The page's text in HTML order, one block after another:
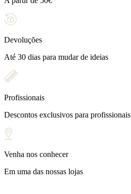
Devoluções
Até 30 dias para mudar de ideias
Profissionais
Descontos exclusivos para profissionais
Venha nos conhecer
Em uma das nossas lojas